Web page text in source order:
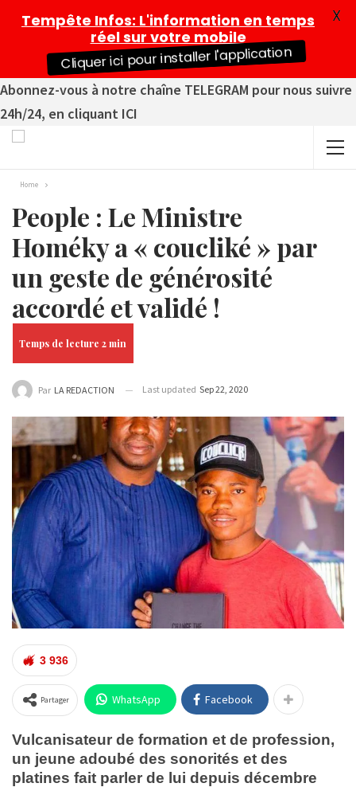
Abonnez-vous à notre chaîne TELEGRAM pour nous suivre
24h/24, en cliquant ICI
Home
People : Le Ministre
Homéky a « coucliké » par
un geste de générosité
accordé et validé !
Par LA REDACTION Last updated Sep 22, 2020
3 936
Partager WhatsApp Facebook
Vulcanisateur de formation et de profession,
un jeune adoubé des sonorités et des
platines fait parler de lui depuis décembre
Tempête Infos: L'information en temps
réel sur votre mobile
Cliquer ici pour installer l'application
X